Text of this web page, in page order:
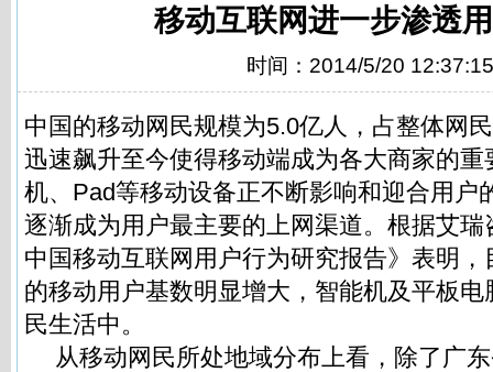
移动互联网进一步渗透
时间：2014/5/20 12:37:15
中国的移动网民规模为5.0亿人，占整体网
迅速飙升至今使得移动端成为各大商家的
机、Pad等移动设备正不断影响和迎合用户
逐渐成为用户最主要的上网渠道。根据艾
中国移动互联网用户行为研究报告》表明
的移动用户基数明显增大，智能机及平板
民生活中。
从移动网民所处地域分布上看，除了广